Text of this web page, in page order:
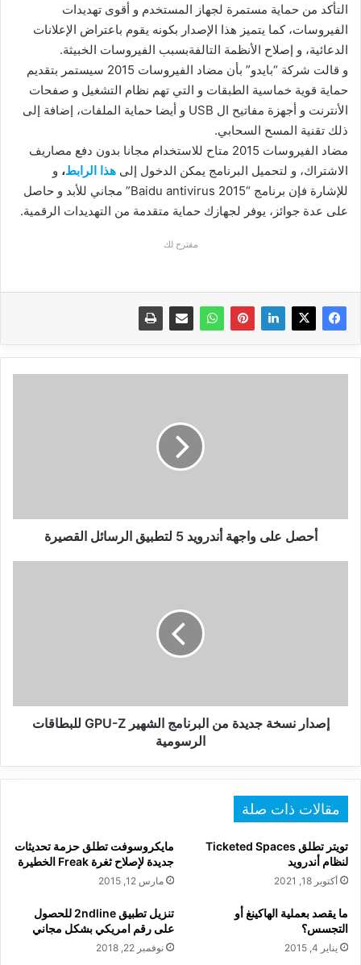
التأكد من حماية مستمرة لجهاز المستخدم و أقوى تهديدات
الفيروسات، كما يتميز هذا الإصدار بكونه يقوم باعتراض الإعلانات
الدعائية، و إصلاح الأنظمة التالفةبسبب الفيروسات الخبيثة.
و قالت شركة “بايدو” بأن مضاد الفيروسات 2015 سيستمر بتقديم
حماية قوية خماسية الطبقات و التي تهم نظام التشغيل و صفحات
الأنترنت و أجهزة مفاتيح ال USB و أيضا حماية الملفات، إضافة إلى
ذلك تقنية المسح السحابي.
مضاد الفيروسات 2015 متاح للاستخدام مجانا بدون دفع مصاريف
الاشتراك، و لتحميل البرنامج يمكن الدخول إلى هذا الرابط، و
للإشارة فإن برنامج “Baidu antivirus 2015” مجاني للأبد و حاصل
على عدة جوائز، يوفر لجهازك حماية متقدمة من التهديدات الرقمية.
مقترح لك
أحصل على واجهة أندرويد 5 لتطبيق الرسائل القصيرة
للبطاقات
الرسومية
إصدار نسخة جديدة من البرنامج الشهير GPU-Z للبطاقات
الرسومية
مقالات ذات صلة
تويتر تطلق Ticketed Spaces
لنظام أندرويد
أكتوبر 18, 2021
مايكروسوفت تطلق حزمة تحديثات
جديدة لإصلاح ثغرة Freak الخطيرة
مارس 12, 2015
ما يقصد بعملية الهاكينغ أو
التجسس؟
يناير 4, 2015
تنزيل تطبيق 2ndline للحصول
على رقم امريكي بشكل مجاني
نوفمبر 22, 2018